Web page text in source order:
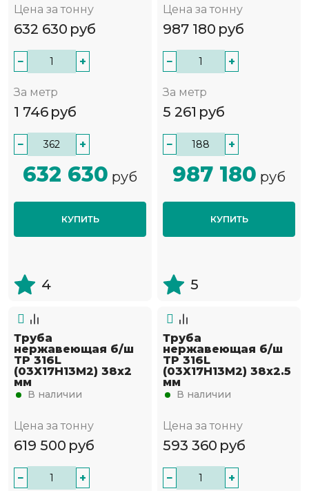
Цена за тонну
632 630 руб
− +
За метр
1 746 руб
− +
632 630 руб
КУПИТЬ
4
Цена за тонну
987 180 руб
− +
За метр
5 261 руб
− +
987 180 руб
КУПИТЬ
5
Труба
нержавеющая б/ш
TP 316L
(03Х17Н13М2) 38х2
мм
В наличии
Цена за тонну
619 500 руб
− +
Труба
нержавеющая б/ш
TP 316L
(03Х17Н13М2) 38х2.5
мм
В наличии
Цена за тонну
593 360 руб
− +